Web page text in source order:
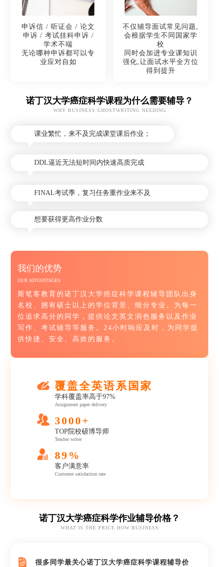
申诉信 / 听证会 / 论文
申诉 / 考试挂科申诉 /
学术不端
无论哪种申诉都可以专
业应对自如
不仅辅导面试常见问题,
会根据学生不同国家学
校
同时会加进专业课知识
强化,让面试水平全方位
得到提升
诺丁汉大学癌症科学课程为什么需要辅导？
WHY BUSINESS GHOSTWRITING NEEDING
课业繁忙，来不及完成课堂课后作业；
DDL逼近无法短时间内快速高质完成
FINAL考试季，复习任务重作业来不及
想要获得更高作业分数
我们的优势
OUR ADVANTAGES
斯笔客教育的诺丁汉大学癌症科学课程辅导团队出身
名校、拥有硕士以上的学位背景、细分专业。为每一
位追求高分的同学，提供论文英文润色服务以及作业
写作、考试辅导等服务。24小时响应及时，为同学提
供快捷、安全、高效的服务。
覆盖全英语系国家
学科覆盖率高于97%
Assignment paper delivery
3000+
TOP院校硕博导师
Teacher writer
89%
客户满意率
Customer satisfaction rate
诺丁汉大学癌症科学作业辅导价格？
WHAT IS THE PRICE HOW BUSINESS
很多同学最关心诺丁汉大学癌症科学课程辅导价